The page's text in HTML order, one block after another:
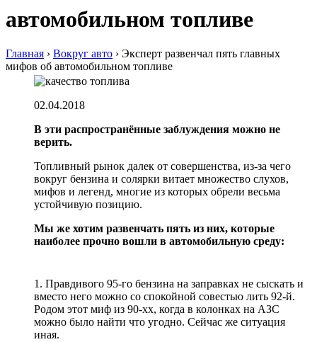
автомобильном топливе
Главная › Вокруг авто › Эксперт развенчал пять главных
мифов об автомобильном топливе
02.04.2018
В эти распространённые заблуждения можно не
верить.
Топливный рынок далек от совершенства, из-за чего
вокруг бензина и солярки витает множество слухов,
мифов и легенд, многие из которых обрели весьма
устойчивую позицию.
Мы же хотим развенчать пять из них, которые
наиболее прочно вошли в автомобильную среду:
1. Правдивого 95-го бензина на заправках не сыскать и
вместо него можно со спокойной совестью лить 92-й.
Родом этот миф из 90-хх, когда в колонках на АЗС
можно было найти что угодно. Сейчас же ситуация
иная.